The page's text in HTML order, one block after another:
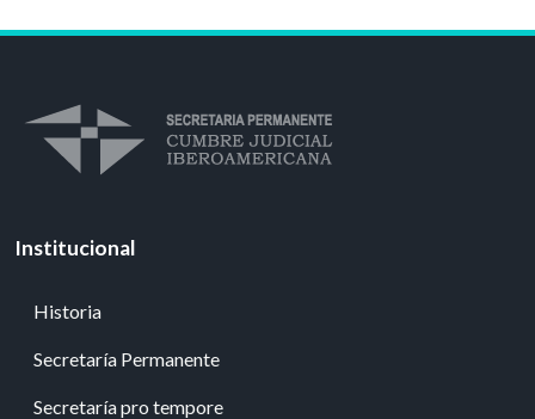
Institucional
Historia
Secretaría Permanente
Secretaría pro tempore